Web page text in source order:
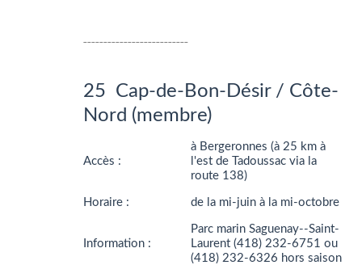
25 Cap-de-Bon-Désir / Côte-
Nord (membre)
Accès :
à Bergeronnes (à 25 km à
l'est de Tadoussac via la
route 138)
Horaire : de la mi-juin à la mi-octobre
Information :
Parc marin Saguenay--Saint-
Laurent (418) 232-6751 ou
(418) 232-6326 hors saison